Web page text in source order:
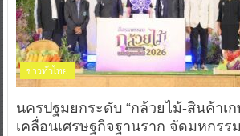
ข่าวทั่วไทย
นครปฐมยกระดับ “กล้วยไม้-สินค้าเ
เคลื่อนเศรษฐกิจฐานราก จัดมหกรร